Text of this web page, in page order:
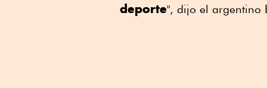
deporte", dijo el argentino